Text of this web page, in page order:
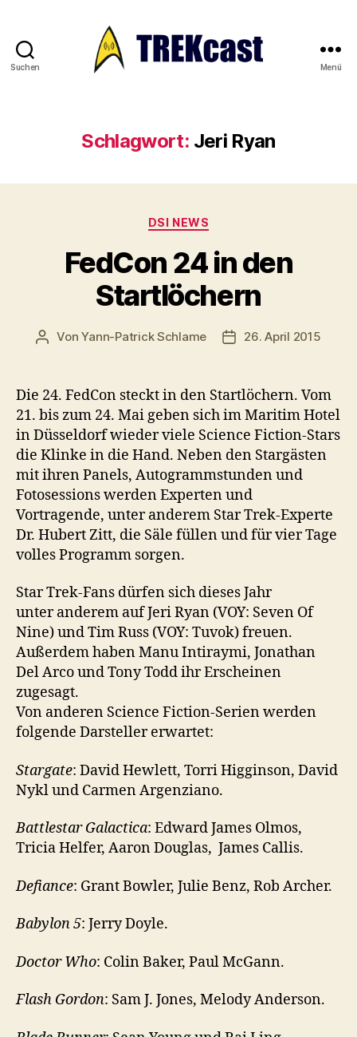
Suchen Menü
Schlagwort: Jeri Ryan
Kategorien
DSI NEWS
FedCon 24 in den
Startlöchern
Beitragsautor
VonYann-Patrick Schlame 26. April 2015
Die 24. FedCon steckt in den Startlöchern. Vom
21. bis zum 24. Mai geben sich im Maritim Hotel
in Düsseldorf wieder viele Science Fiction-Stars
die Klinke in die Hand. Neben den Stargästen
mit ihren Panels, Autogrammstunden und
Fotosessions werden Experten und
Vortragende, unter anderem Star Trek-Experte
Dr. Hubert Zitt, die Säle füllen und für vier Tage
volles Programm sorgen.
Star Trek-Fans dürfen sich dieses Jahr
unter anderem auf Jeri Ryan (VOY: Seven Of
Nine) und Tim Russ (VOY: Tuvok) freuen.
Außerdem haben Manu Intiraymi, Jonathan
Del Arco und Tony Todd ihr Erscheinen
zugesagt.
Von anderen Science Fiction-Serien werden
folgende Darsteller erwartet:
Stargate: David Hewlett, Torri Higginson, David
Nykl und Carmen Argenziano.
Battlestar Galactica: Edward James Olmos,
Tricia Helfer, Aaron Douglas, James Callis.
Defiance: Grant Bowler, Julie Benz, Rob Archer.
Babylon5: Jerry Doyle.
Doctor Who: Colin Baker, Paul McGann.
Flash Gordon: Sam J. Jones, Melody Anderson.